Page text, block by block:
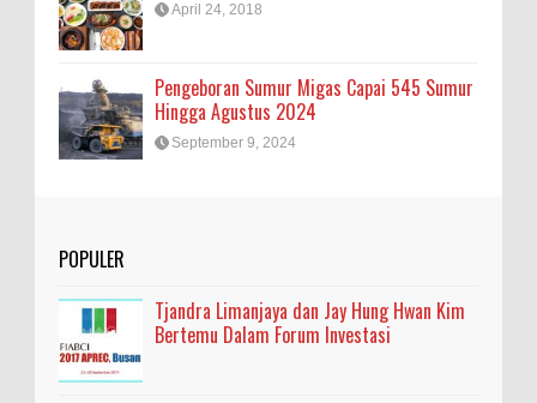
April 24, 2018
Pengeboran Sumur Migas Capai 545 Sumur
Hingga Agustus 2024
September 9, 2024
POPULER
Tjandra Limanjaya dan Jay Hung Hwan Kim
Bertemu Dalam Forum Investasi